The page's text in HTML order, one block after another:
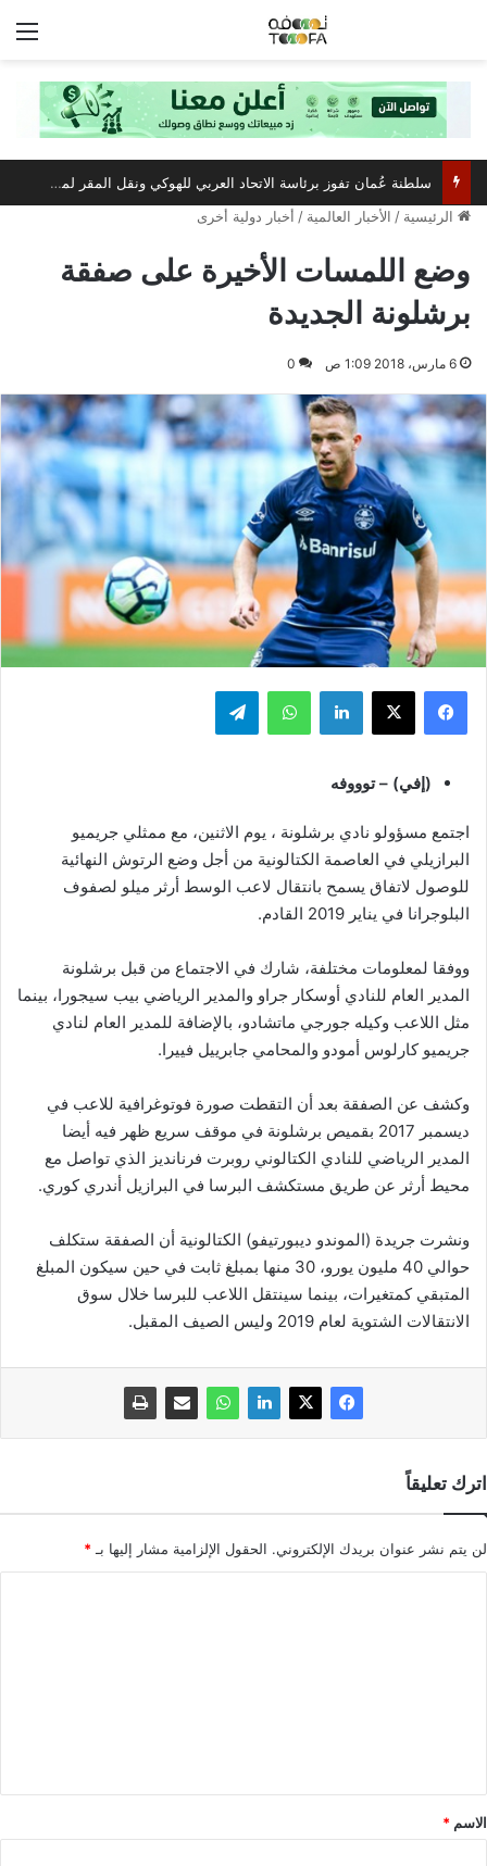
سلطنة عُمان تفوز برئاسة الاتحاد العربي للهوكي ونقل المقر لمسقط
الرئيسية / الأخبار العالمية / أخبار دولية أخرى
وضع اللمسات الأخيرة على صفقة
برشلونة الجديدة
6 مارس، 2018 1:09 ص 0
فيسبوك ‫X لينكدإن واتساب تيلقرام
(إفي) – توووفه
اجتمع مسؤولو نادي برشلونة ، يوم الاثنين، مع ممثلي جريميو
البرازيلي في العاصمة الكتالونية من أجل وضع الرتوش النهائية
للوصول لاتفاق يسمح بانتقال لاعب الوسط أرثر ميلو لصفوف
البلوجرانا في يناير 2019 القادم.
ووفقا لمعلومات مختلفة، شارك في الاجتماع من قبل برشلونة
المدير العام للنادي أوسكار جراو والمدير الرياضي بيب سيجورا، بينما
مثل اللاعب وكيله جورجي ماتشادو، بالإضافة للمدير العام لنادي
جريميو كارلوس أمودو والمحامي جابرييل فييرا.
وكشف عن الصفقة بعد أن التقطت صورة فوتوغرافية للاعب في
ديسمبر 2017 بقميص برشلونة في موقف سريع ظهر فيه أيضا
المدير الرياضي للنادي الكتالوني روبرت فرنانديز الذي تواصل مع
محيط أرثر عن طريق مستكشف البرسا في البرازيل أندري كوري.
ونشرت جريدة (الموندو ديبورتيفو) الكتالونية أن الصفقة ستكلف
حوالي 40 مليون يورو، 30 منها بمبلغ ثابت في حين سيكون المبلغ
المتبقي كمتغيرات، بينما سينتقل اللاعب للبرسا خلال سوق
الانتقالات الشتوية لعام 2019 وليس الصيف المقبل.
اترك تعليقاً
لن يتم نشر عنوان بريدك الإلكتروني. الحقول الإلزامية مشار إليها بـ *
*
الاسم *